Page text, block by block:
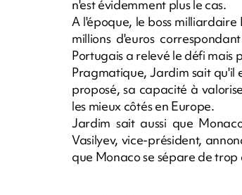
n'est évidemment plus le cas.
A l'époque, le boss
millions d'euros
Portugais a relevé le défi mais
Pragmatique, Jardim sait qu'il
proposé, sa capacité à
les mieux côtés en Europe.
Jardim sait aussi que
Vasilyev, vice-président,
que Monaco se sépare de